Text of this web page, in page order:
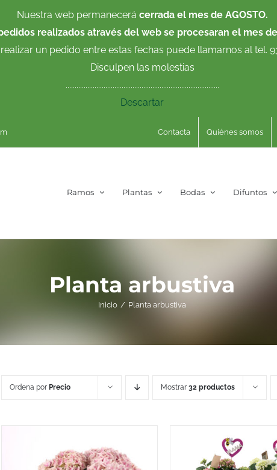
Nuestra web permanecerá cerrada el mes de AGOSTO.
realizados através del web se procesaran el mes
un pedido entre estas fechas puede llamarnos al tel.
Disculpen las molestias
.....................................................................................
Descartar
Contacta Quiénes somos
Ramos Plantas Bodas Difuntos
Planta arbustiva
Inicio Planta arbustiva
Ordena por Precio Mostrar 32 productos